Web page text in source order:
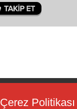
Çerez Politikası